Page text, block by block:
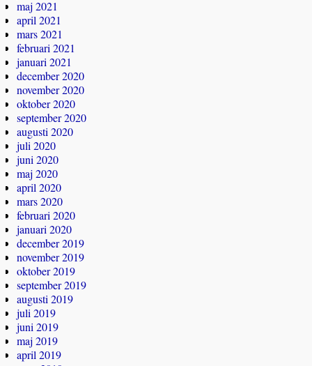
maj 2021
april 2021
mars 2021
februari 2021
januari 2021
december 2020
november 2020
oktober 2020
september 2020
augusti 2020
juli 2020
juni 2020
maj 2020
april 2020
mars 2020
februari 2020
januari 2020
december 2019
november 2019
oktober 2019
september 2019
augusti 2019
juli 2019
juni 2019
maj 2019
april 2019